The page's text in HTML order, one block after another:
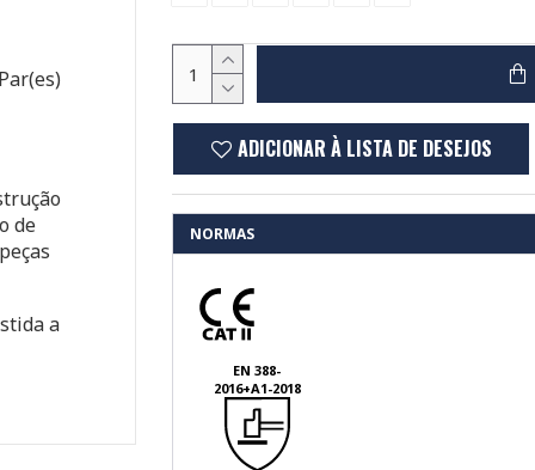
de
a
ADICIONAR À LISTA DE DESEJOS
NORMAS
EN 388-
2016+A1-2018